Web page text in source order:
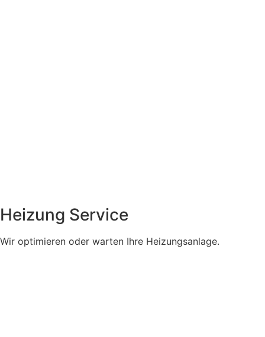
Heizung Service
Wir optimieren oder warten Ihre Heizungsanlage.